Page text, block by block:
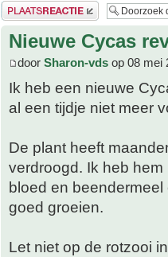
Plaats een reactie
Nieuwe Cycas
door Sharon-vds op 08 mei
Ik heb een nieuwe
al een tijdje niet meer
De plant heeft
verdroogd. Ik heb
bloed en
goed groeien.
Let niet op de rotzooi